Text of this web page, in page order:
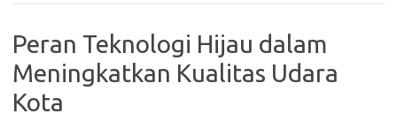
Peran Teknologi Hijau dalam
Meningkatkan Kualitas Udara
Kota